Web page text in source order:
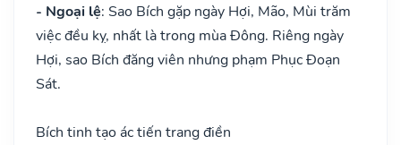
- Ngoại lệ: Sao Bích gặp ngày Hợi, Mão, Mùi trăm
việc đều kỵ, nhất là trong mùa Đông. Riêng ngày
Hợi, sao Bích đăng viên nhưng phạm Phục Đoạn
Sát.
Bích tinh tạo ác tiến trang điền